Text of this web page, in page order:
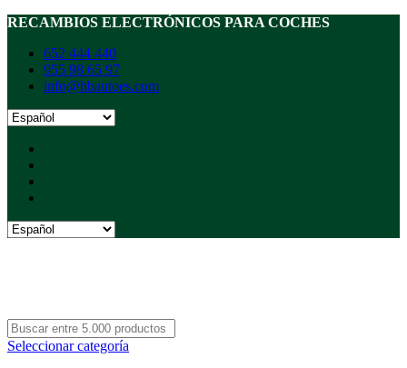
RECAMBIOS ELECTRÓNICOS PARA COCHES
652 444 440
955 98 65 97
info@hbautoes.com
Seleccionar categoría